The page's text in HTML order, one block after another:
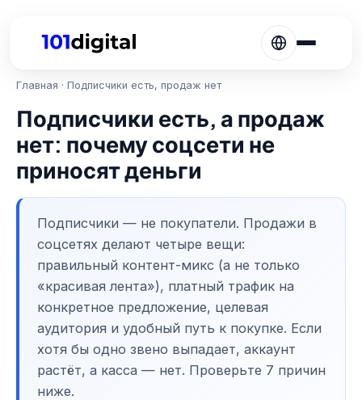
Главная · Подписчики есть, продаж нет
Подписчики есть, а продаж
нет: почему соцсети не
приносят деньги
Подписчики — не покупатели. Продажи в
соцсетях делают четыре вещи:
правильный контент-микс (а не только
«красивая лента»), платный трафик на
конкретное предложение, целевая
аудитория и удобный путь к покупке. Если
хотя бы одно звено выпадает, аккаунт
растёт, а касса — нет. Проверьте 7 причин
ниже.